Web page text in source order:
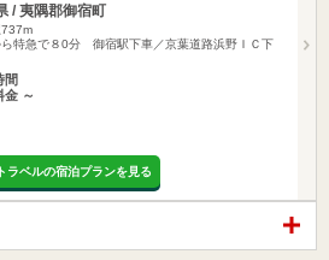
/ 夷隅郡御宿町
特急で８0分 御宿駅下車／京葉道路浜野ＩＣ下
間
金 ～
ラベルの宿泊プランを見る